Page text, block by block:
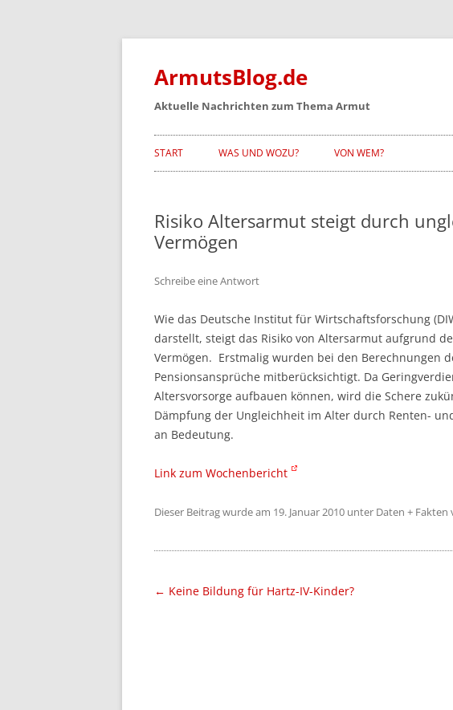
Zum
ArmutsBlog.de
Aktuelle Nachrichten zum Thema Armut
START WAS UND WOZU? VON WEM?
Risiko Altersarmut steigt durch
Vermögen
Schreibe eine Antwort
Wie das Deutsche Institut für Wirtschaftsforschung
darstellt, steigt das Risiko von Altersarmut aufgrund
Vermögen. Erstmalig wurden bei den Berechnungen
Pensionsansprüche mitberücksichtigt. Da
Altersvorsorge aufbauen können, wird die Schere
Dämpfung der Ungleichheit im Alter durch Renten-
an Bedeutung.
Link zum Wochenbericht
Dieser Beitrag wurde am 19. Januar 2010 unter Daten + Fakten
Beitragsnavigation
← Keine Bildung für Hartz-IV-Kinder?